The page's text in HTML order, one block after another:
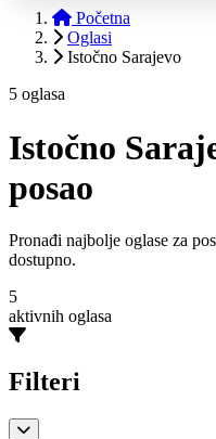
Početna
Oglasi
Istočno Sarajevo
5 oglasa
Istočno
posao
Pronađi najbolje oglase za
dostupno.
5
aktivnih oglasa
Filteri